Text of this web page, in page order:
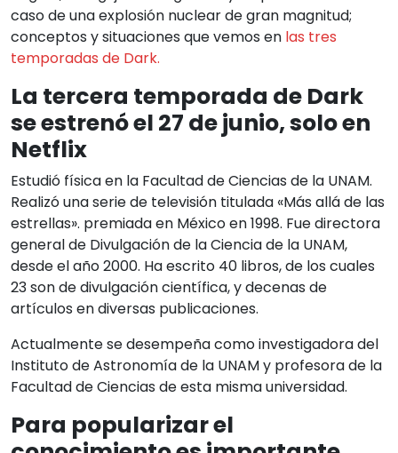
caso de una explosión nuclear de gran magnitud;
conceptos y situaciones que vemos en las tres
temporadas de Dark.
La tercera temporada de Dark
se estrenó el 27 de junio, solo en
Netflix
Estudió física en la Facultad de Ciencias de la UNAM.
Realizó una serie de televisión titulada «Más allá de las
estrellas». premiada en México en 1998. Fue directora
general de Divulgación de la Ciencia de la UNAM,
desde el año 2000. Ha escrito 40 libros, de los cuales
23 son de divulgación científica, y decenas de
artículos en diversas publicaciones.
Actualmente se desempeña como investigadora del
Instituto de Astronomía de la UNAM y profesora de la
Facultad de Ciencias de esta misma universidad.
Para popularizar el